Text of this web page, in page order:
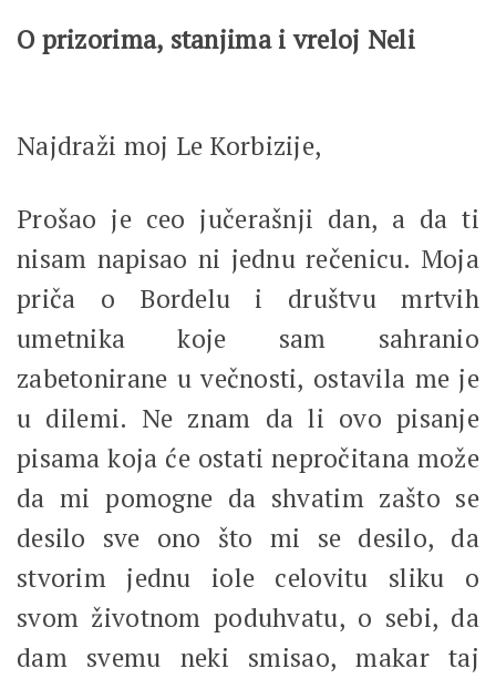
O prizorima, stanjima i vreloj Neli
Najdraži moj Le Korbizije,
Prošao je ceo jučerašnji dan, a da ti
nisam napisao ni jednu rečenicu. Moja
priča o Bordelu i društvu mrtvih
umetnika koje sam sahranio
zabetonirane u večnosti, ostavila me je
u dilemi. Ne znam da li ovo pisanje
pisama koja će ostati nepročitana može
da mi pomogne da shvatim zašto se
desilo sve ono što mi se desilo, da
stvorim jednu iole celovitu sliku o
svom životnom poduhvatu, o sebi, da
dam svemu neki smisao, makar taj